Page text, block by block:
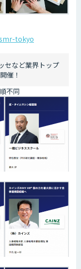
tokyo
セなど業界トップ
催！
不同